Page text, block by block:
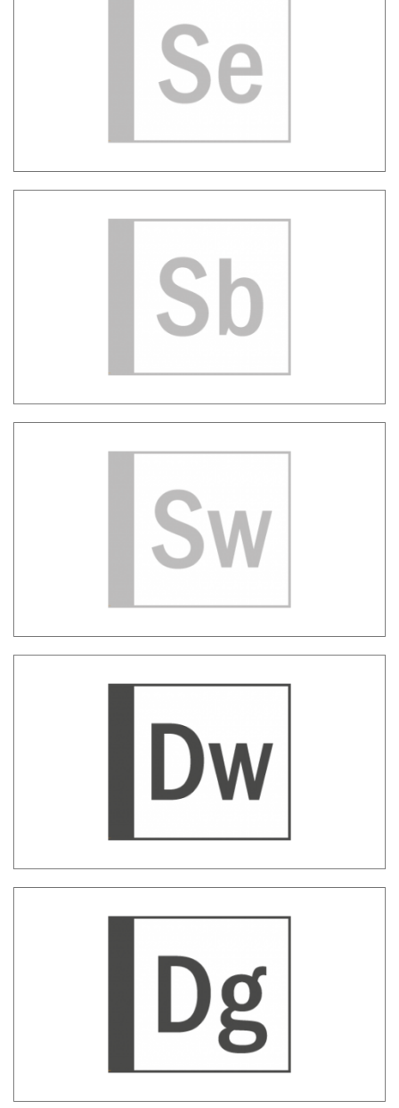
Sadas Engine – DBMS per analisi dati
Sadas BI – Strumento per creare
applicazioni di Business Intelligence
Sadas Web – Interfaccia per
l’interrogazione dei dati
Data Warehouse – Gestione dati
Sadas Data Governance – Governo e
valorizzazione dei dati